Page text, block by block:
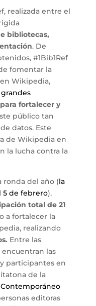
realizada entre el
bibliotecas,
. De
#1Bib1Ref
fomentar la
Wikipedia,
para fortalecer y
público tan
datos. Este
de Wikipedia en
la lucha contra la
ronda del año (la
5 de febrero),
total de 21
a fortalecer la
realizando
Entre las
las
participantes en
de la
editoras